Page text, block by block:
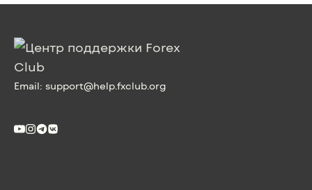
Email: support@help.fxclub.org